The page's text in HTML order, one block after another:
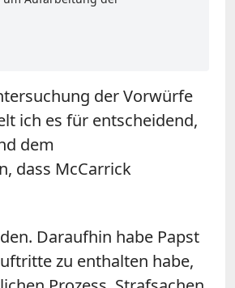
der Vorwürfe
ich es für entscheidend,
dem
dass McCarrick
Daraufhin habe Papst
zu enthalten habe,